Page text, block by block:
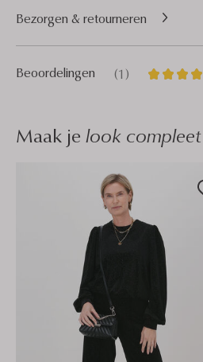
Beoordelingen (1) 1
4
Bezorgen & retourneren
Maak je look compleet